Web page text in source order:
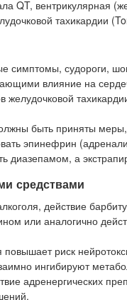
QT, вентрикулярная
тахикардии
симптомы, судороги,
влияние на
быть приняты
эпинефрин
диазепамом, а
средствами
действие
или аналогично
риск
ингибируют
адренергических